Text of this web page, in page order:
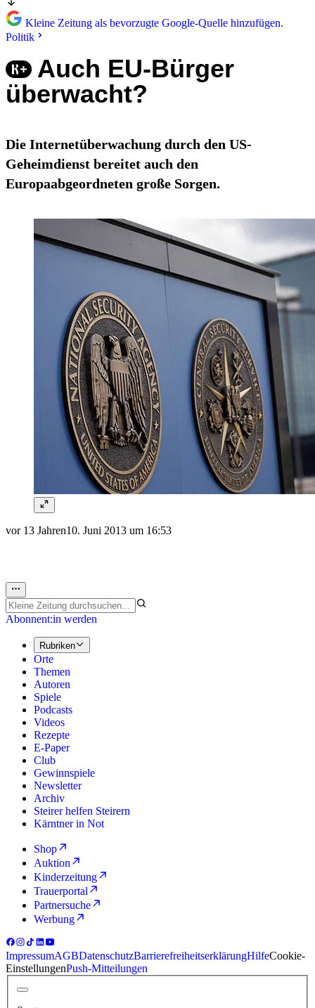
Kleine Zeitung als bevorzugte Google-Quelle hinzufügen.
Politik
Auch EU-Bürger
überwacht?
Die Internetüberwachung durch den US-
Geheimdienst bereitet auch den
Europaabgeordneten große Sorgen.
vor 13 Jahren10. Juni 2013 um 16:53
Abonnent:in werden
Rubriken
Orte
Themen
Autoren
Spiele
Podcasts
Videos
Rezepte
E-Paper
Club
Gewinnspiele
Newsletter
Archiv
Steirer helfen Steirern
Kärntner in Not
Shop
Auktion
Kinderzeitung
Trauerportal
Partnersuche
Werbung
ImpressumAGBDatenschutzBarrierefreiheitserklärungHilfeCookie-
EinstellungenPush-Mitteilungen